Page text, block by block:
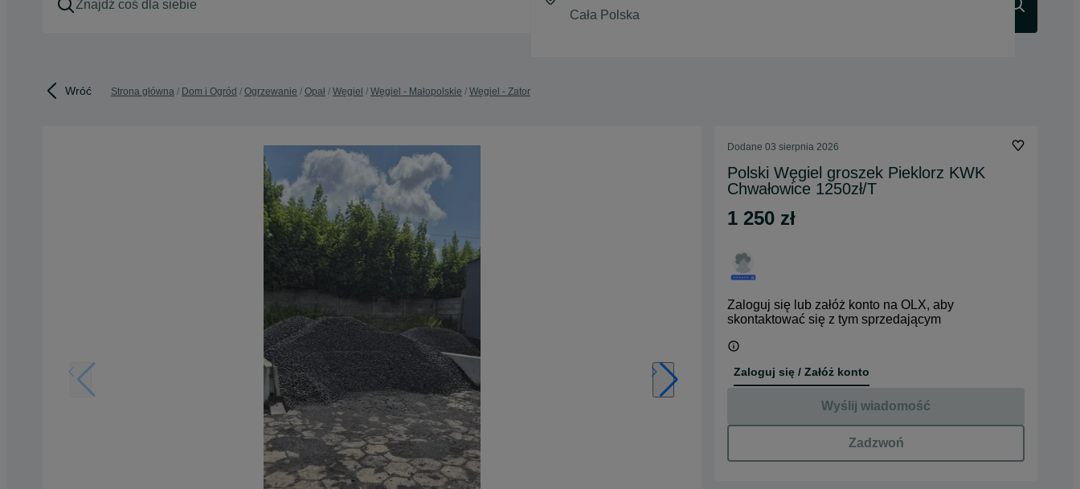
Wróć Strona główna Dom i Ogród Ogrzewanie Opał Węgiel Węgiel - Małopolskie Węgiel - Zator
Dodane 03 sierpnia 2026
Polski Węgiel groszek Pieklorz KWK
Chwałowice 1250zł/T
1 250 zł
Zaloguj się lub załóż konto na OLX, aby
skontaktować się z tym sprzedającym
Zaloguj się / Załóż konto
Wyślij wiadomość
Zadzwoń